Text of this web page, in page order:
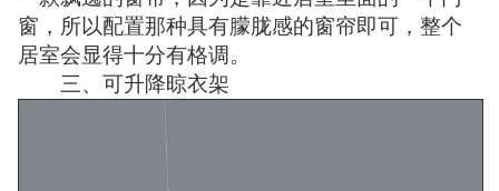
窗，所以配置那种具有朦胧感的窗帘即可，整个
居室会显得十分有格调。
三、可升降晾衣架